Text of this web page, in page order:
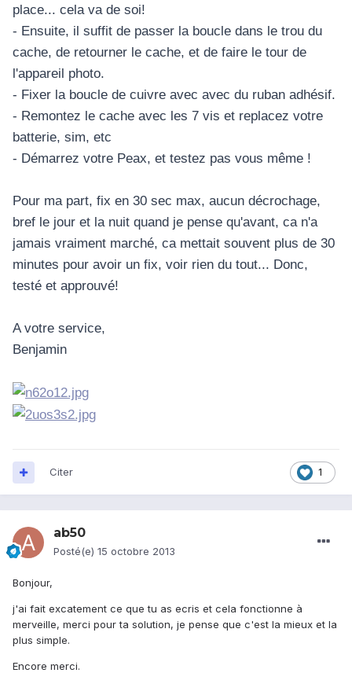
place... cela va de soi!
- Ensuite, il suffit de passer la boucle dans le trou du
cache, de retourner le cache, et de faire le tour de
l'appareil photo.
- Fixer la boucle de cuivre avec avec du ruban adhésif.
- Remontez le cache avec les 7 vis et replacez votre
batterie, sim, etc
- Démarrez votre Peax, et testez pas vous même !
Pour ma part, fix en 30 sec max, aucun décrochage,
bref le jour et la nuit quand je pense qu'avant, ca n'a
jamais vraiment marché, ca mettait souvent plus de 30
minutes pour avoir un fix, voir rien du tout... Donc,
testé et approuvé!
A votre service,
Benjamin
1
Citer
ab50
Posté(e) 15 octobre 2013
Bonjour,
j'ai fait excatement ce que tu as ecris et cela fonctionne à
merveille, merci pour ta solution, je pense que c'est la mieux et la
plus simple.
Encore merci.